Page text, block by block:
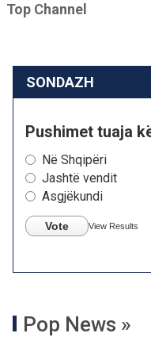
Top Channel
SONDAZH
Pushimet tuaja
Në Shqipëri
Jashtë vendit
Asgjëkundi
Vote View Results
Pop News »